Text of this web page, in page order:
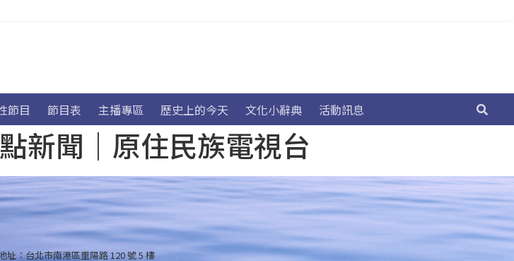
節目 節目表 主播專區 歷史上的今天 文化小辭典 活動訊息
新聞｜原住民族電視台
址：台北市南港區重陽路 120 號 5 樓